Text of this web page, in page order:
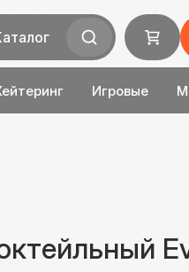
Игровые